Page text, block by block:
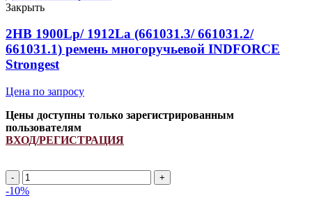
917533.0)
ремень
многоручьевой
INDFORCE
Strongest
quantity
Закрыть
2HB 1900Lp/ 1912La (661031.3/ 661031.2/
661031.1) ремень многоручьевой INDFORCE
Strongest
Цена по запросу
Цены доступны только зарегистрированным
пользователям
ВХОД/РЕГИСТРАЦИЯ
2HB
1900Lp/
-10%